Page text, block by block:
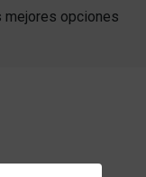
mejores opciones